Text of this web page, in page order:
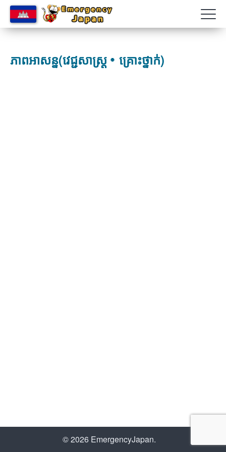
ភាពអាសន្ន(វេជ្ជសាស្រ្ត・គ្រោះថ្នាក់)
© 2026 EmergencyJapan.